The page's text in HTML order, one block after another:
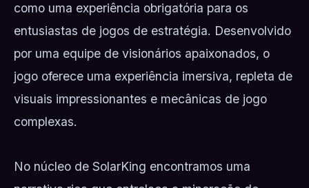
como uma experiência obrigatória para os
entusiastas de jogos de estratégia. Desenvolvido
por uma equipe de visionários apaixonados, o
jogo oferece uma experiência imersiva, repleta de
visuais impressionantes e mecânicas de jogo
complexas.
No núcleo de SolarKing encontramos uma